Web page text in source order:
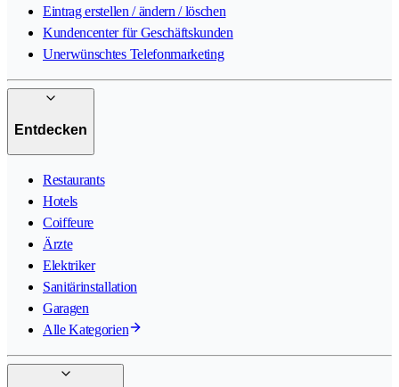
Eintrag erstellen / ändern / löschen
Kundencenter für Geschäftskunden
Unerwünschtes Telefonmarketing
Entdecken
Restaurants
Hotels
Coiffeure
Ärzte
Elektriker
Sanitärinstallation
Garagen
Alle Kategorien